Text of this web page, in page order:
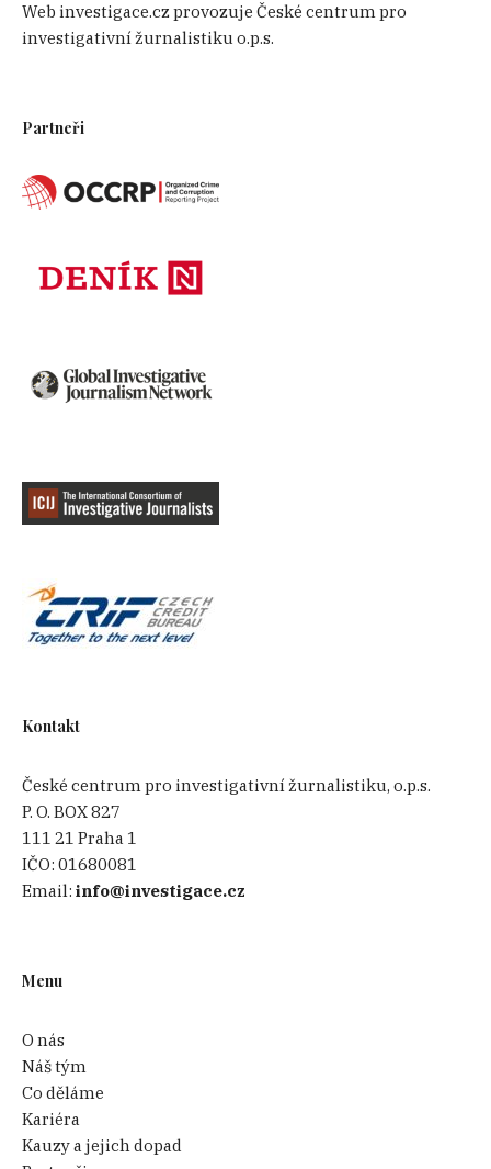
Web investigace.cz provozuje České centrum pro
investigativní žurnalistiku o.p.s.
Partneři
Kontakt
České centrum pro investigativní žurnalistiku, o.p.s.
P. O. BOX 827
111 21 Praha 1
IČO:01680081
Email:info@investigace.cz
Menu
O nás
Náš tým
Co děláme
Kariéra
Kauzy a jejich dopad